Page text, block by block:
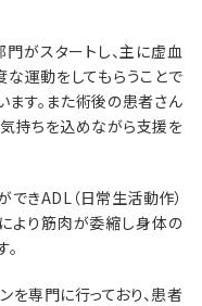
がスタートし、主に虚血
運動をしてもらうことで
ます。また術後の患者さん
持ちを込めながら支援を
きADL（日常生活動作）
より筋肉が委縮し身体の
を専門に行っており、患者